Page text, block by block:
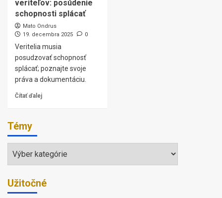
veriteľov: posúdenie
schopnosti splácať
Mato Ondrus
19. decembra 2025
0
Veritelia musia
posudzovať schopnosť
splácať; poznajte svoje
práva a dokumentáciu.
Čítať ďalej
Témy
Témy
Užitočné